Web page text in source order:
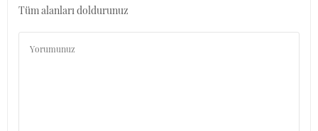
Tüm alanları doldurunuz